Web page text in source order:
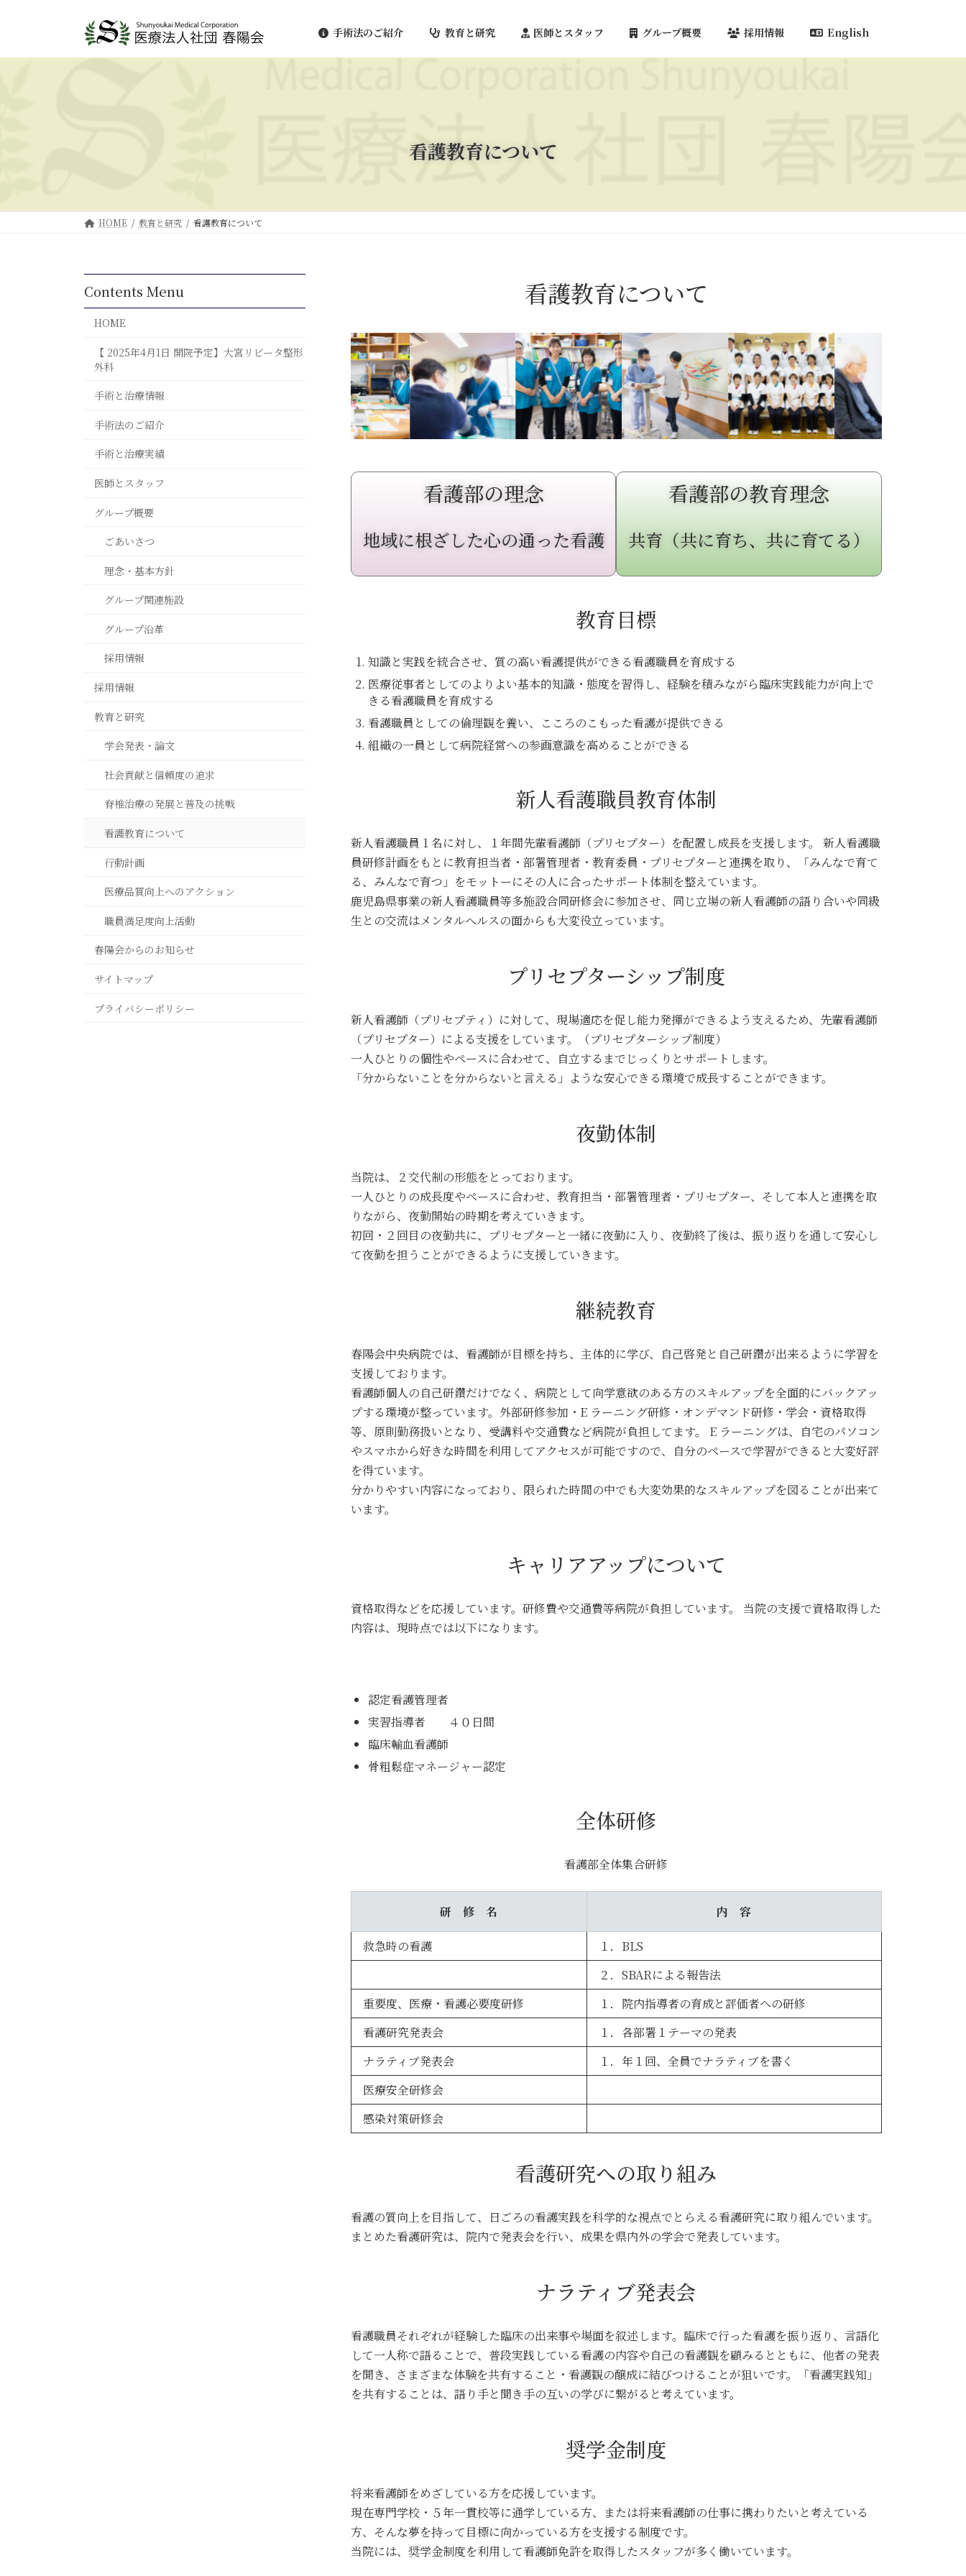
手術法のご紹介 教育と研究 医師とスタッフ グループ概要 採用情報 English
看護教育について
HOME 教育と研究 看護教育について
看護教育について
看護部の理念
地域に根ざした心の通った看護
看護部の教育理念
共育（共に育ち、共に育てる）
教育目標
知識と実践を統合させ、質の高い看護提供ができる看護職員を育成する
医療従事者としてのよりよい基本的知識・態度を習得し、経験を積みながら臨床実践能力が向上で
きる看護職員を育成する
看護職員としての倫理観を養い、こころのこもった看護が提供できる
組織の一員として病院経営への参画意識を高めることができる
新人看護職員教育体制
新人看護職員 1 名に対し、１年間先輩看護師（プリセプター）を配置し成長を支援します。 新人看護職
員研修計画をもとに教育担当者・部署管理者・教育委員・プリセプターと連携を取り、「みんなで育て
る、みんなで育つ」をモットーにその人に合ったサポート体制を整えています。
鹿児島県事業の新人看護職員等多施設合同研修会に参加させ、同じ立場の新人看護師の語り合いや同級
生との交流はメンタルヘルスの面からも大変役立っています。
プリセプターシップ制度
新人看護師（プリセプティ）に対して、現場適応を促し能力発揮ができるよう支えるため、先輩看護師
（プリセプター）による支援をしています。（プリセプターシップ制度）
一人ひとりの個性やペースに合わせて、自立するまでじっくりとサポートします。
「分からないことを分からないと言える」ような安心できる環境で成長することができます。
夜勤体制
当院は、２交代制の形態をとっております。
一人ひとりの成長度やペースに合わせ、教育担当・部署管理者・プリセプター、そして本人と連携を取
りながら、夜勤開始の時期を考えていきます。
初回・２回目の夜勤共に、プリセプターと一緒に夜勤に入り、夜勤終了後は、振り返りを通して安心し
て夜勤を担うことができるように支援していきます。
継続教育
春陽会中央病院では、看護師が目標を持ち、主体的に学び、自己啓発と自己研鑽が出来るように学習を
支援しております。
看護師個人の自己研鑽だけでなく、病院として向学意欲のある方のスキルアップを全面的にバックアッ
プする環境が整っています。外部研修参加・E ラーニング研修・オンデマンド研修・学会・資格取得
等、原則勤務扱いとなり、受講料や交通費など病院が負担してます。 E ラーニングは、自宅のパソコン
やスマホから好きな時間を利用してアクセスが可能ですので、自分のペースで学習ができると大変好評
を得ています。
分かりやすい内容になっており、限られた時間の中でも大変効果的なスキルアップを図ることが出来て
います。
キャリアアップについて
資格取得などを応援しています。研修費や交通費等病院が負担しています。 当院の支援で資格取得した
内容は、現時点では以下になります。
認定看護管理者
実習指導者 ４０日間
臨床輸血看護師
骨粗鬆症マネージャー認定
全体研修
看護部全体集合研修
研 修 名 内 容
救急時の看護
１．BLS
２．SBARによる報告法
重要度、医療・看護必要度研修
１．院内指導者の育成と評価者への研修
看護研究発表会
１．各部署１テーマの発表
ナラティブ発表会
１．年１回、全員でナラティブを書く
医療安全研修会
感染対策研修会
看護研究への取り組み
看護の質向上を目指して、日ごろの看護実践を科学的な視点でとらえる看護研究に取り組んでいます。
まとめた看護研究は、院内で発表会を行い、成果を県内外の学会で発表しています。
ナラティブ発表会
看護職員それぞれが経験した臨床の出来事や場面を叙述します。臨床で行った看護を振り返り、言語化
して一人称で語ることで、普段実践している看護の内容や自己の看護観を顧みるとともに、他者の発表
を聞き、さまざまな体験を共有すること・看護観の醸成に結びつけることが狙いです。「看護実践知」
を共有することは、語り手と聞き手の互いの学びに繋がると考えています。
奨学金制度
将来看護師をめざしている方を応援しています。
現在専門学校・５年一貫校等に通学している方、または将来看護師の仕事に携わりたいと考えている
方、そんな夢を持って目標に向かっている方を支援する制度です。
当院には、奨学金制度を利用して看護師免許を取得したスタッフが多く働いています。
Contents Menu
HOME
【 2025年4月1日 開院予定】大宮リビータ整形
外科
手術と治療情報
手術法のご紹介
手術と治療実績
医師とスタッフ
グループ概要
ごあいさつ
理念・基本方針
グループ関連施設
グループ沿革
採用情報
採用情報
教育と研究
学会発表・論文
社会貢献と信頼度の追求
脊椎治療の発展と普及の挑戦
看護教育について
行動計画
医療品質向上へのアクション
職員満足度向上活動
春陽会からのお知らせ
サイトマップ
プライバシーポリシー